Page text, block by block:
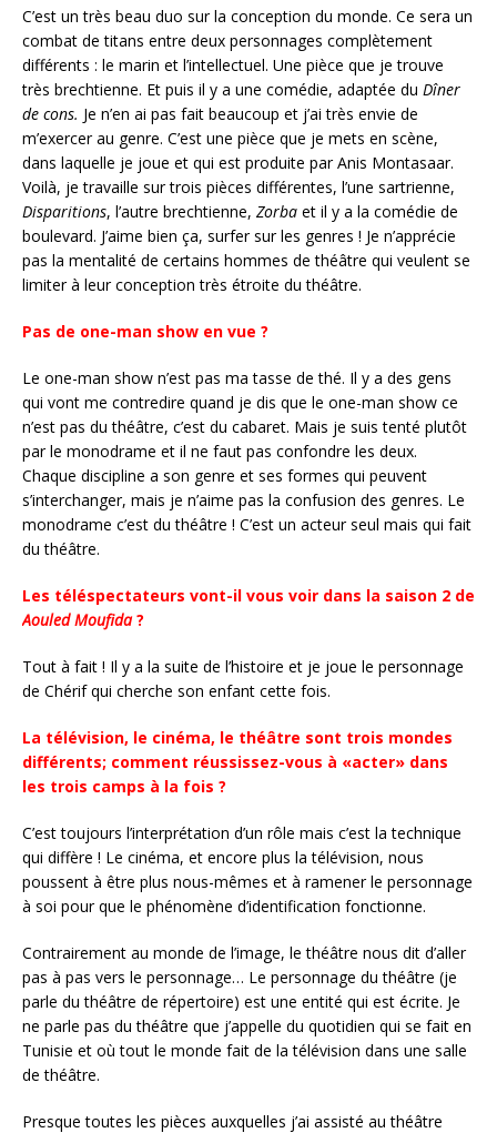
C’est un très beau duo sur la conception du monde. Ce sera un
combat de titans entre deux personnages complètement
différents : le marin et l’intellectuel. Une pièce que je trouve
très brechtienne. Et puis il y a une comédie, adaptée du Dîner
de cons. Je n’en ai pas fait beaucoup et j’ai très envie de
m’exercer au genre. C’est une pièce que je mets en scène,
dans laquelle je joue et qui est produite par Anis Montasaar.
Voilà, je travaille sur trois pièces différentes, l’une sartrienne,
Disparitions, l’autre brechtienne, Zorba et il y a la comédie de
boulevard. J’aime bien ça, surfer sur les genres ! Je n’apprécie
pas la mentalité de certains hommes de théâtre qui veulent se
limiter à leur conception très étroite du théâtre.
Pas de one-man show en vue ?
Le one-man show n’est pas ma tasse de thé. Il y a des gens
qui vont me contredire quand je dis que le one-man show ce
n’est pas du théâtre, c’est du cabaret. Mais je suis tenté plutôt
par le monodrame et il ne faut pas confondre les deux.
Chaque discipline a son genre et ses formes qui peuvent
s’interchanger, mais je n’aime pas la confusion des genres. Le
monodrame c’est du théâtre ! C’est un acteur seul mais qui fait
du théâtre.
Les téléspectateurs vont-il vous voir dans la saison 2 de
Aouled Moufida?
Tout à fait ! Il y a la suite de l’histoire et je joue le personnage
de Chérif qui cherche son enfant cette fois.
La télévision, le cinéma, le théâtre sont trois mondes
différents; comment réussissez-vous à «acter» dans
les trois camps à la fois ?
C’est toujours l’interprétation d’un rôle mais c’est la technique
qui diffère ! Le cinéma, et encore plus la télévision, nous
poussent à être plus nous-mêmes et à ramener le personnage
à soi pour que le phénomène d’identification fonctionne.
Contrairement au monde de l’image, le théâtre nous dit d’aller
pas à pas vers le personnage… Le personnage du théâtre (je
parle du théâtre de répertoire) est une entité qui est écrite. Je
ne parle pas du théâtre que j’appelle du quotidien qui se fait en
Tunisie et où tout le monde fait de la télévision dans une salle
de théâtre.
Presque toutes les pièces auxquelles j’ai assisté au théâtre